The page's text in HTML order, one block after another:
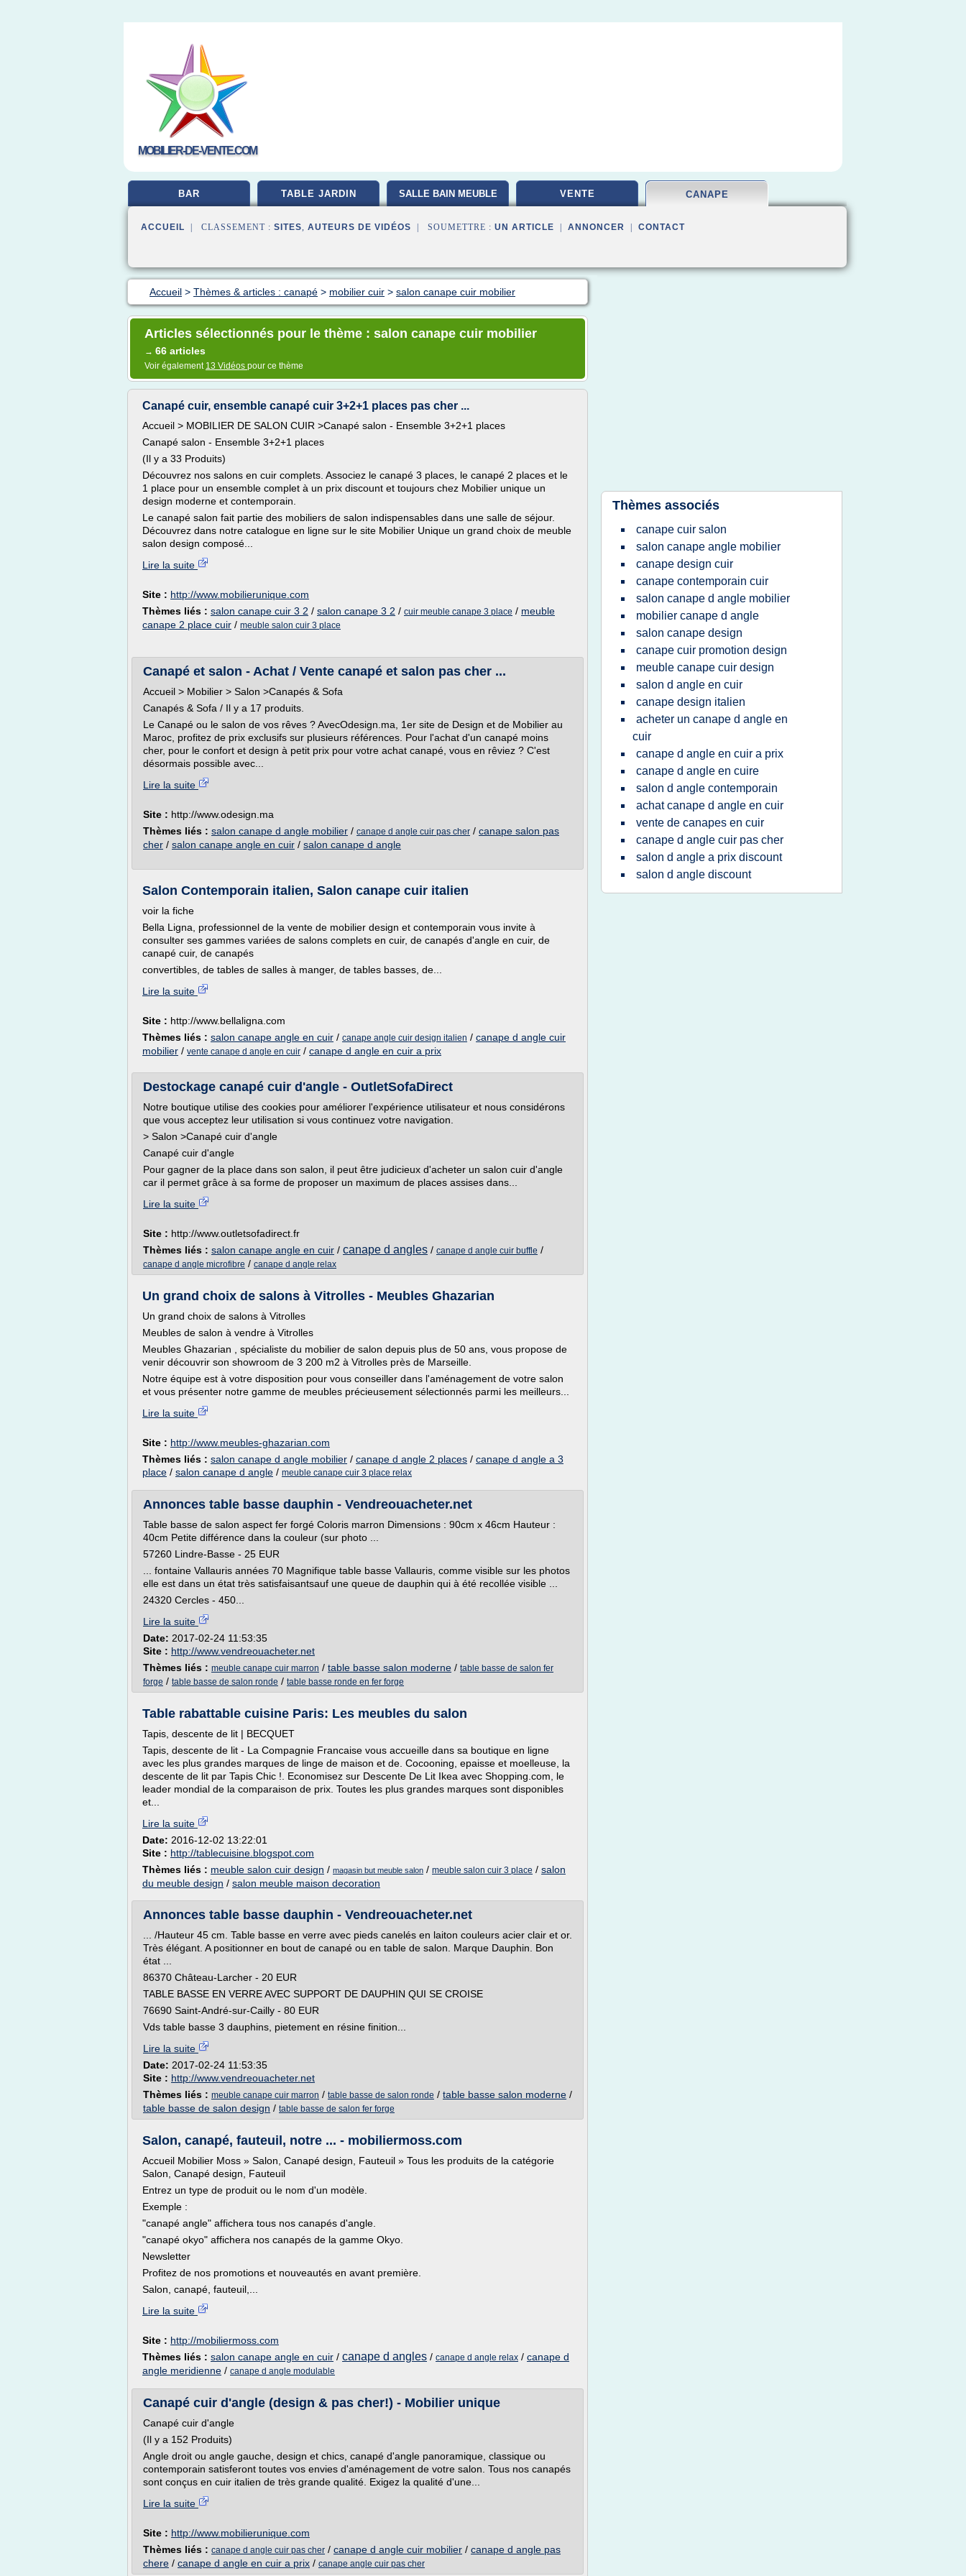
MOBILIER-DE-VENTE.COM
BAR TABLE JARDIN SALLE BAIN MEUBLE VENTE CANAPE
ACCUEIL | CLASSEMENT : SITES, AUTEURS DE VIDÉOS | SOUMETTRE : UN ARTICLE ANNONCER CONTACT
Accueil > Thèmes & articles : canapé > mobilier cuir > salon canape cuir mobilier
Articles sélectionnés pour le thème : salon canape cuir mobilier
→ 66 articles
Voir également 13 Vidéos pour ce thème
Canapé cuir, ensemble canapé cuir 3+2+1 places pas cher ...
Accueil > MOBILIER DE SALON CUIR >Canapé salon - Ensemble 3+2+1 places
Canapé salon - Ensemble 3+2+1 places
(Il y a 33 Produits)
Découvrez nos salons en cuir complets. Associez le canapé 3 places, le canapé 2 places et le
1 place pour un ensemble complet à un prix discount et toujours chez Mobilier unique un
design moderne et contemporain.
Le canapé salon fait partie des mobiliers de salon indispensables dans une salle de séjour.
Découvrez dans notre catalogue en ligne sur le site Mobilier Unique un grand choix de meuble
salon design composé...
Lire la suite
Site : http://www.mobilierunique.com
Thèmes liés : salon canape cuir 3 2 / salon canape 3 2 / cuir meuble canape 3 place / meuble
canape 2 place cuir / meuble salon cuir 3 place
Canapé et salon - Achat / Vente canapé et salon pas cher ...
Accueil > Mobilier > Salon >Canapés & Sofa
Canapés & Sofa / Il y a 17 produits.
Le Canapé ou le salon de vos rêves ? AvecOdesign.ma, 1er site de Design et de Mobilier au
Maroc, profitez de prix exclusifs sur plusieurs références. Pour l'achat d'un canapé moins
cher, pour le confort et design à petit prix pour votre achat canapé, vous en rêviez ? C'est
désormais possible avec...
Lire la suite
Site : http://www.odesign.ma
Thèmes liés : salon canape d angle mobilier / canape d angle cuir pas cher / canape salon pas
cher / salon canape angle en cuir / salon canape d angle
Salon Contemporain italien, Salon canape cuir italien
voir la fiche
Bella Ligna, professionnel de la vente de mobilier design et contemporain vous invite à
consulter ses gammes variées de salons complets en cuir, de canapés d'angle en cuir, de
canapé cuir, de canapés
convertibles, de tables de salles à manger, de tables basses, de...
Lire la suite
Site : http://www.bellaligna.com
Thèmes liés : salon canape angle en cuir / canape angle cuir design italien / canape d angle cuir
mobilier / vente canape d angle en cuir / canape d angle en cuir a prix
Destockage canapé cuir d'angle - OutletSofaDirect
Notre boutique utilise des cookies pour améliorer l'expérience utilisateur et nous considérons
que vous acceptez leur utilisation si vous continuez votre navigation.
> Salon >Canapé cuir d'angle
Canapé cuir d'angle
Pour gagner de la place dans son salon, il peut être judicieux d'acheter un salon cuir d'angle
car il permet grâce à sa forme de proposer un maximum de places assises dans...
Lire la suite
Site : http://www.outletsofadirect.fr
Thèmes liés : salon canape angle en cuir / canape d angles / canape d angle cuir buffle /
canape d angle microfibre / canape d angle relax
Un grand choix de salons à Vitrolles - Meubles Ghazarian
Un grand choix de salons à Vitrolles
Meubles de salon à vendre à Vitrolles
Meubles Ghazarian , spécialiste du mobilier de salon depuis plus de 50 ans, vous propose de
venir découvrir son showroom de 3 200 m2 à Vitrolles près de Marseille.
Notre équipe est à votre disposition pour vous conseiller dans l'aménagement de votre salon
et vous présenter notre gamme de meubles précieusement sélectionnés parmi les meilleurs...
Lire la suite
Site : http://www.meubles-ghazarian.com
Thèmes liés : salon canape d angle mobilier / canape d angle 2 places / canape d angle a 3
place / salon canape d angle / meuble canape cuir 3 place relax
Annonces table basse dauphin - Vendreouacheter.net
Table basse de salon aspect fer forgé Coloris marron Dimensions : 90cm x 46cm Hauteur :
40cm Petite différence dans la couleur (sur photo ...
57260 Lindre-Basse - 25 EUR
... fontaine Vallauris années 70 Magnifique table basse Vallauris, comme visible sur les photos
elle est dans un état très satisfaisantsauf une queue de dauphin qui à été recollée visible ...
24320 Cercles - 450...
Lire la suite
Date: 2017-02-24 11:53:35
Site : http://www.vendreouacheter.net
Thèmes liés : meuble canape cuir marron / table basse salon moderne / table basse de salon fer
forge / table basse de salon ronde / table basse ronde en fer forge
Table rabattable cuisine Paris: Les meubles du salon
Tapis, descente de lit | BECQUET
Tapis, descente de lit - La Compagnie Francaise vous accueille dans sa boutique en ligne
avec les plus grandes marques de linge de maison et de. Cocooning, epaisse et moelleuse, la
descente de lit par Tapis Chic !. Economisez sur Descente De Lit Ikea avec Shopping.com, le
leader mondial de la comparaison de prix. Toutes les plus grandes marques sont disponibles
et...
Lire la suite
Date: 2016-12-02 13:22:01
Site : http://tablecuisine.blogspot.com
Thèmes liés : meuble salon cuir design / magasin but meuble salon / meuble salon cuir 3 place / salon
du meuble design / salon meuble maison decoration
Annonces table basse dauphin - Vendreouacheter.net
... /Hauteur 45 cm. Table basse en verre avec pieds canelés en laiton couleurs acier clair et or.
Très élégant. A positionner en bout de canapé ou en table de salon. Marque Dauphin. Bon
état ...
86370 Château-Larcher - 20 EUR
TABLE BASSE EN VERRE AVEC SUPPORT DE DAUPHIN QUI SE CROISE
76690 Saint-André-sur-Cailly - 80 EUR
Vds table basse 3 dauphins, pietement en résine finition...
Lire la suite
Date: 2017-02-24 11:53:35
Site : http://www.vendreouacheter.net
Thèmes liés : meuble canape cuir marron / table basse de salon ronde / table basse salon moderne /
table basse de salon design / table basse de salon fer forge
Salon, canapé, fauteuil, notre ... - mobiliermoss.com
Accueil Mobilier Moss » Salon, Canapé design, Fauteuil » Tous les produits de la catégorie
Salon, Canapé design, Fauteuil
Entrez un type de produit ou le nom d'un modèle.
Exemple :
"canapé angle" affichera tous nos canapés d'angle.
"canapé okyo" affichera nos canapés de la gamme Okyo.
Newsletter
Profitez de nos promotions et nouveautés en avant première.
Salon, canapé, fauteuil,...
Lire la suite
Site : http://mobiliermoss.com
Thèmes liés : salon canape angle en cuir / canape d angles / canape d angle relax / canape d
angle meridienne / canape d angle modulable
Canapé cuir d'angle (design & pas cher!) - Mobilier unique
Canapé cuir d'angle
(Il y a 152 Produits)
Angle droit ou angle gauche, design et chics, canapé d'angle panoramique, classique ou
contemporain satisferont toutes vos envies d'aménagement de votre salon. Tous nos canapés
sont conçus en cuir italien de très grande qualité. Exigez la qualité d'une...
Lire la suite
Site : http://www.mobilierunique.com
Thèmes liés : canape d angle cuir pas cher / canape d angle cuir mobilier / canape d angle pas
chere / canape d angle en cuir a prix / canape angle cuir pas cher
Thèmes associés
canape cuir salon
salon canape angle mobilier
canape design cuir
canape contemporain cuir
salon canape d angle mobilier
mobilier canape d angle
salon canape design
canape cuir promotion design
meuble canape cuir design
salon d angle en cuir
canape design italien
acheter un canape d angle en
cuir
canape d angle en cuir a prix
canape d angle en cuire
salon d angle contemporain
achat canape d angle en cuir
vente de canapes en cuir
canape d angle cuir pas cher
salon d angle a prix discount
salon d angle discount